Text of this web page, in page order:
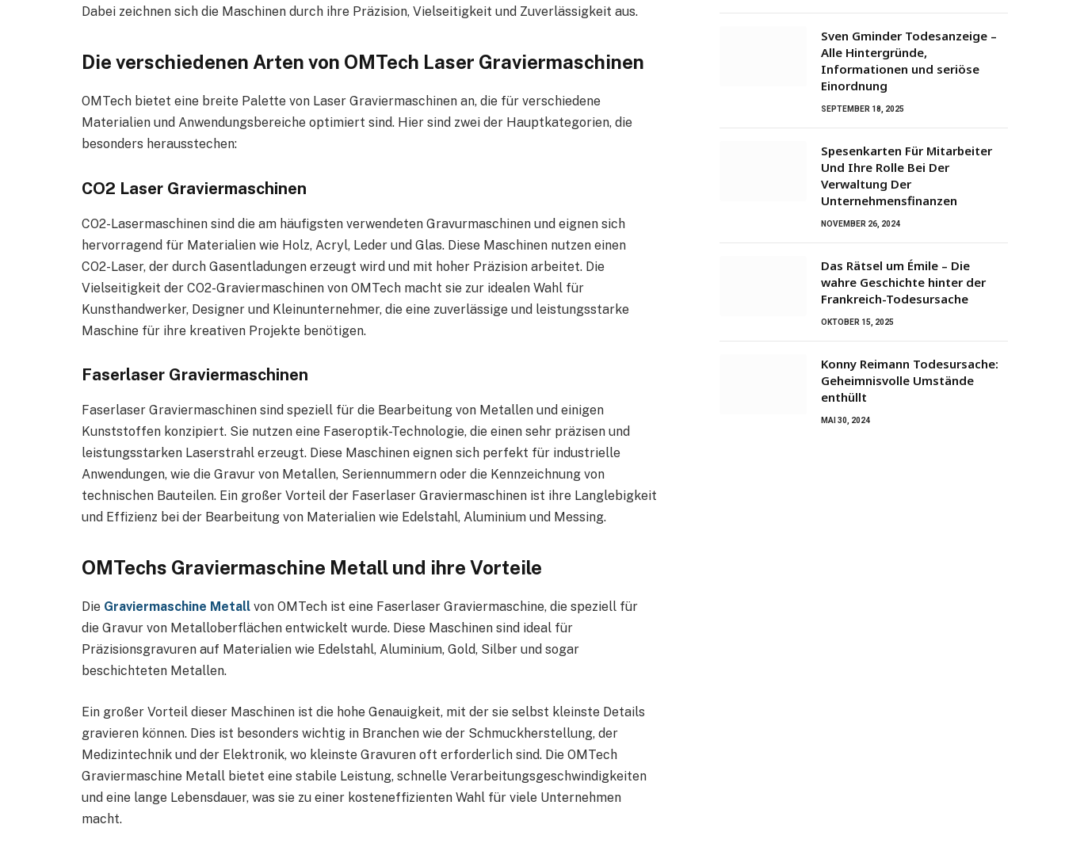
Dabei zeichnen sich die Maschinen durch ihre Präzision, Vielseitigkeit und Zuverlässigkeit aus.
Die verschiedenen Arten von OMTech Laser Graviermaschinen
OMTech bietet eine breite Palette von Laser Graviermaschinen an, die für verschiedene
Materialien und Anwendungsbereiche optimiert sind. Hier sind zwei der Hauptkategorien, die
besonders herausstechen:
CO2 Laser Graviermaschinen
CO2-Lasermaschinen sind die am häufigsten verwendeten Gravurmaschinen und eignen sich
hervorragend für Materialien wie Holz, Acryl, Leder und Glas. Diese Maschinen nutzen einen
CO2-Laser, der durch Gasentladungen erzeugt wird und mit hoher Präzision arbeitet. Die
Vielseitigkeit der CO2-Graviermaschinen von OMTech macht sie zur idealen Wahl für
Kunsthandwerker, Designer und Kleinunternehmer, die eine zuverlässige und leistungsstarke
Maschine für ihre kreativen Projekte benötigen.
Faserlaser Graviermaschinen
Faserlaser Graviermaschinen sind speziell für die Bearbeitung von Metallen und einigen
Kunststoffen konzipiert. Sie nutzen eine Faseroptik-Technologie, die einen sehr präzisen und
leistungsstarken Laserstrahl erzeugt. Diese Maschinen eignen sich perfekt für industrielle
Anwendungen, wie die Gravur von Metallen, Seriennummern oder die Kennzeichnung von
technischen Bauteilen. Ein großer Vorteil der Faserlaser Graviermaschinen ist ihre Langlebigkeit
und Effizienz bei der Bearbeitung von Materialien wie Edelstahl, Aluminium und Messing.
OMTechs Graviermaschine Metall und ihre Vorteile
Die Graviermaschine Metall von OMTech ist eine Faserlaser Graviermaschine, die speziell für
die Gravur von Metalloberflächen entwickelt wurde. Diese Maschinen sind ideal für
Präzisionsgravuren auf Materialien wie Edelstahl, Aluminium, Gold, Silber und sogar
beschichteten Metallen.
Ein großer Vorteil dieser Maschinen ist die hohe Genauigkeit, mit der sie selbst kleinste Details
gravieren können. Dies ist besonders wichtig in Branchen wie der Schmuckherstellung, der
Medizintechnik und der Elektronik, wo kleinste Gravuren oft erforderlich sind. Die OMTech
Graviermaschine Metall bietet eine stabile Leistung, schnelle Verarbeitungsgeschwindigkeiten
und eine lange Lebensdauer, was sie zu einer kosteneffizienten Wahl für viele Unternehmen
macht.
Sven Gminder Todesanzeige –
Alle Hintergründe,
Informationen und seriöse
Einordnung
SEPTEMBER 18, 2025
Spesenkarten Für Mitarbeiter
Und Ihre Rolle Bei Der
Verwaltung Der
Unternehmensfinanzen
NOVEMBER 26, 2024
Das Rätsel um Émile – Die
wahre Geschichte hinter der
Frankreich-Todesursache
OKTOBER 15, 2025
Konny Reimann Todesursache:
Geheimnisvolle Umstände
enthüllt
MAI 30, 2024